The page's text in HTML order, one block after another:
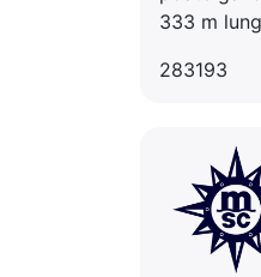
333 m
283193